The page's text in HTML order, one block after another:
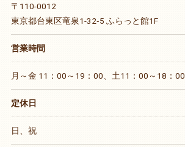
〒110-0012
東京都台東区竜泉1-32‐5 ふらっと館1F
営業時間
月～金 11：00～19：00、土11：00～18：00
定休日
日、祝